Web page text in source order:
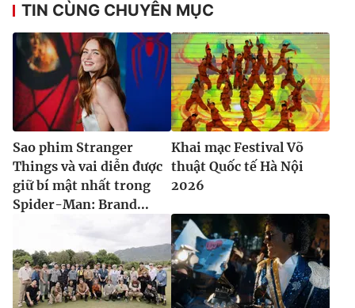
TIN CÙNG CHUYÊN MỤC
Sao phim Stranger
Things và vai diễn được
giữ bí mật nhất trong
Spider-Man: Brand...
Khai mạc Festival Võ
thuật Quốc tế Hà Nội
2026